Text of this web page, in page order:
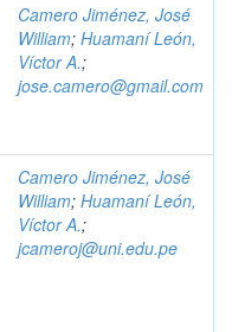
Camero Jiménez, José
William; Huamaní León,
Víctor A.;
jose.camero@gmail.com
Camero Jiménez, José
William; Huamaní León,
Víctor A.;
jcameroj@uni.edu.pe